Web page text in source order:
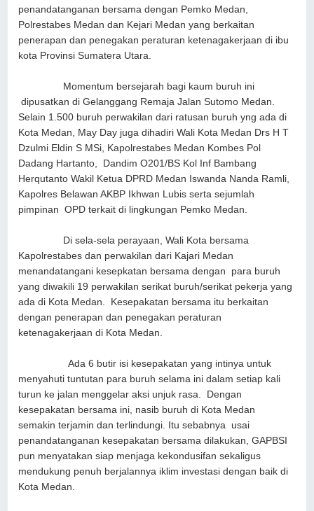
penandatanganan bersama dengan Pemko Medan,
Polrestabes Medan dan Kejari Medan yang berkaitan
penerapan dan penegakan peraturan ketenagakerjaan di ibu
kota Provinsi Sumatera Utara.
Momentum bersejarah bagi kaum buruh ini
dipusatkan di Gelanggang Remaja Jalan Sutomo Medan.
Selain 1.500 buruh perwakilan dari ratusan buruh yng ada di
Kota Medan, May Day juga dihadiri Wali Kota Medan Drs H T
Dzulmi Eldin S MSi, Kapolrestabes Medan Kombes Pol
Dadang Hartanto, Dandim O201/BS Kol Inf Bambang
Herqutanto Wakil Ketua DPRD Medan Iswanda Nanda Ramli,
Kapolres Belawan AKBP Ikhwan Lubis serta sejumlah
pimpinan OPD terkait di lingkungan Pemko Medan.
Di sela-sela perayaan, Wali Kota bersama
Kapolrestabes dan perwakilan dari Kajari Medan
menandatangani kesepkatan bersama dengan para buruh
yang diwakili 19 perwakilan serikat buruh/serikat pekerja yang
ada di Kota Medan. Kesepakatan bersama itu berkaitan
dengan penerapan dan penegakan peraturan
ketenagakerjaan di Kota Medan.
Ada 6 butir isi kesepakatan yang intinya untuk
menyahuti tuntutan para buruh selama ini dalam setiap kali
turun ke jalan menggelar aksi unjuk rasa. Dengan
kesepakatan bersama ini, nasib buruh di Kota Medan
semakin terjamin dan terlindungi. Itu sebabnya usai
penandatanganan kesepakatan bersama dilakukan, GAPBSI
pun menyatakan siap menjaga kekondusifan sekaligus
mendukung penuh berjalannya iklim investasi dengan baik di
Kota Medan.